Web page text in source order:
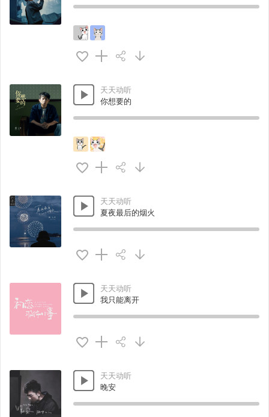
天天动听
你想要的
天天动听
夏夜最后的烟火
天天动听
我只能离开
天天动听
晚安